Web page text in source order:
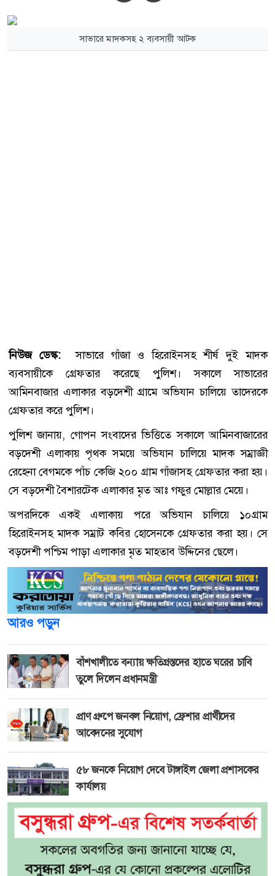
সাভারে মাদকসহ ২ ব‍্যবসায়ী আটক
নিউজ ডেস্ক:
সাভারে গাঁজা ও হিরোইনসহ শীর্ষ দুই মাদক
ব্যবসায়ীকে গ্রেফতার করেছে পুলিশ। সকালে সাভারের
আমিনবাজার এলাকার বড়দেশী গ্রামে অভিযান চালিয়ে তাদেরকে
গ্রেফতার করে পুলিশ।
পুলিশ জানায়, গোপন সংবাদের ভিত্তিতে সকালে আমিনবাজারের
বড়দেশী এলাকায় পৃথক সময়ে অভিযান চালিয়ে মাদক সম্রাজ্ঞী
রেহেনা বেগমকে পাঁচ কেজি ২০০ গ্রাম গাঁজাসহ গ্রেফতার করা হয়।
সে বড়দেশী বৈশারটেক এলাকার মৃত আঃ গফুর মোল্লার মেয়ে।
অপরদিকে একই এলাকায় পরে অভিযান চালিয়ে ১০গ্রাম
হিরোইনসহ মাদক সম্রাট কবির হোসেনকে গ্রেফতার করা হয়। সে
বড়দেশী পশ্চিম পাড়া এলাকার মৃত মাহতাব উদ্দিনের ছেলে।
আরও পড়ুন
বাঁশখালীতে বন্যায় ক্ষতিগ্রস্তদের হাতে ঘরের চাবি
তুলে দিলেন প্রধানমন্ত্রী
প্রাণ গ্রুপে জনবল নিয়োগ, ফ্রেশার প্রার্থীদের
আবেদনের সুযোগ
৫৮ জনকে নিয়োগ দেবে টাঙ্গাইল জেলা প্রশাসকের
কার্যালয়